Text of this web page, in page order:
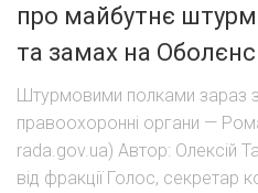
про майбутнє
та замах на
Штурмовими полками зараз
правоохоронні органи —
rada.gov.ua) Автор: Олексій
від фракції Голос, секретар